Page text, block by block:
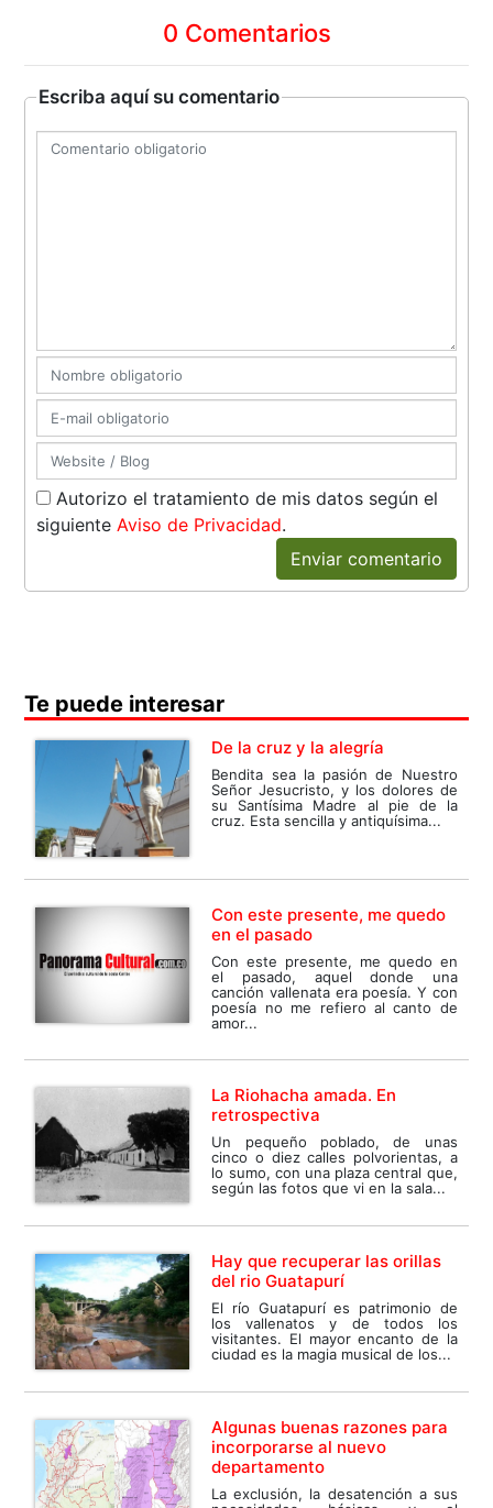
0 Comentarios
Escriba aquí su comentario
Autorizo el tratamiento de mis datos según el
siguienteAviso de Privacidad.
Enviar comentario
Te puede interesar
De la cruz y la alegría
Bendita sea la pasión de Nuestro
Señor Jesucristo, y los dolores de
su Santísima Madre al pie de la
cruz. Esta sencilla y antiquísima...
Con este presente, me quedo
en el pasado
Con este presente, me quedo en
el pasado, aquel donde una
canción vallenata era poesía. Y con
poesía no me refiero al canto de
amor...
La Riohacha amada. En
retrospectiva
Un pequeño poblado, de unas
cinco o diez calles polvorientas, a
lo sumo, con una plaza central que,
según las fotos que vi en la sala...
Hay que recuperar las orillas
del rio Guatapurí
El río Guatapurí es patrimonio de
los vallenatos y de todos los
visitantes. El mayor encanto de la
ciudad es la magia musical de los...
Algunas buenas razones para
incorporarse al nuevo
departamento
La exclusión, la desatención a sus